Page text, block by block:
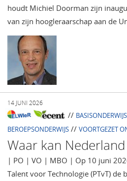
houdt Michiel Doorman zijn
van zijn hoogleraarschap aan de
14 JUNI 2026
// BASISONDERWIJS
BEROEPSONDERWIJS // VOORTGEZET
Waar kan
| PO | VO | MBO | Op 10 juni
Talent voor Technologie (PTvT) de